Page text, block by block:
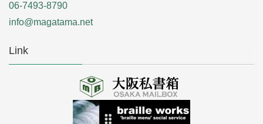
06-7493-8790
info@magatama.net
Link